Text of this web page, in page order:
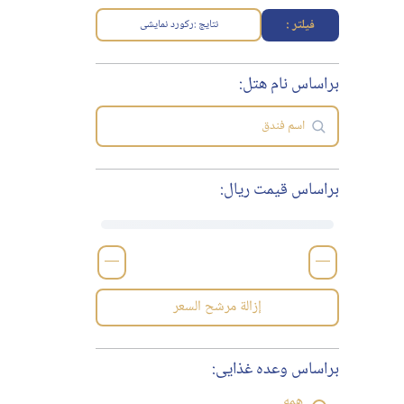
فیلتر : نتایج :رکورد نمایشی
براساس نام هتل:
براساس قیمت ریال:
—
—
إزالة مرشح السعر
براساس وعده غذایی: